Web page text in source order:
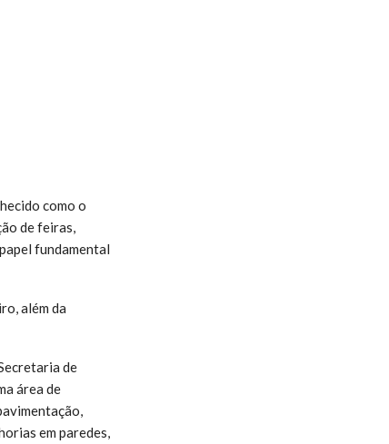
como o
de feiras,
fundamental
além da
de
área de
em paredes,